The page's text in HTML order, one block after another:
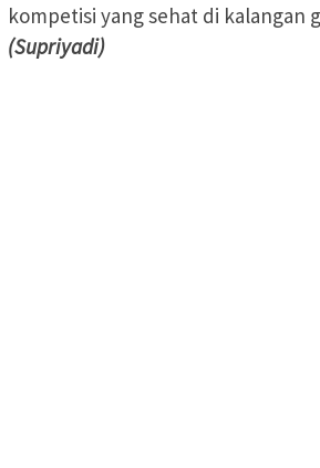
kompetisi yang sehat di kalangan
(Supriyadi)